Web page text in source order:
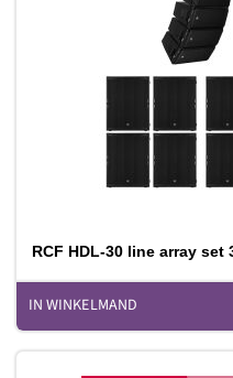
RCF HDL-30 line array set
IN WINKELMAND